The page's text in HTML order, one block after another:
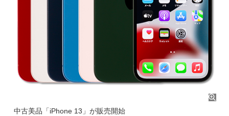
中古美品「iPhone 13」が販売開始